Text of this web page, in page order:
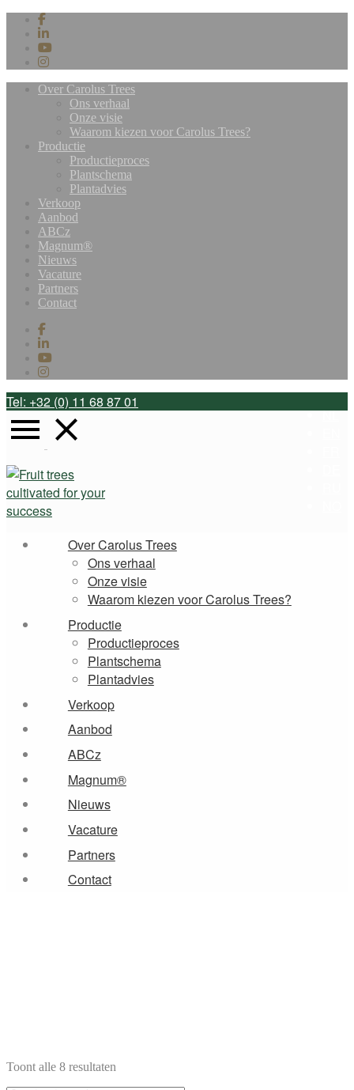
Over Carolus Trees
Ons verhaal
Onze visie
Waarom kiezen voor Carolus Trees?
Productie
Productieproces
Plantschema
Plantadvies
Verkoop
Aanbod
ABCz
Magnum®
Nieuws
Vacature
Partners
Contact
Tel: +32 (0) 11 68 87 01
NL
Over Carolus Trees
Ons verhaal
Onze visie
Waarom kiezen voor Carolus Trees?
Productie
Productieproces
Plantschema
Plantadvies
Verkoop
Aanbod
ABCz
Magnum®
Nieuws
Vacature
Partners
Contact
Toont alle 8 resultaten